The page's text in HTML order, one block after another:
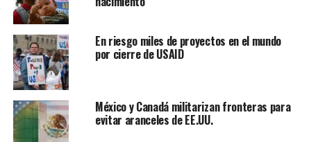
asentamiento de tiendas de campaña levantado por la
Organización Internacional para las Migraciones, donde
funcionarios ofrecían asistencia a quienes querían
regresar a sus países de origen.
En riesgo miles de proyectos en el mundo
por cierre de USAID
México y Canadá militarizan fronteras para
evitar aranceles de EE.UU.